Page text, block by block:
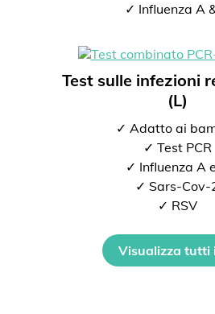
✓ Influenza A
Test sulle infezioni
(L)
✓ Adatto ai
✓ Test PCR
✓ Influenza A
✓ Sars-Cov-
✓ RSV
Visualizza tutti